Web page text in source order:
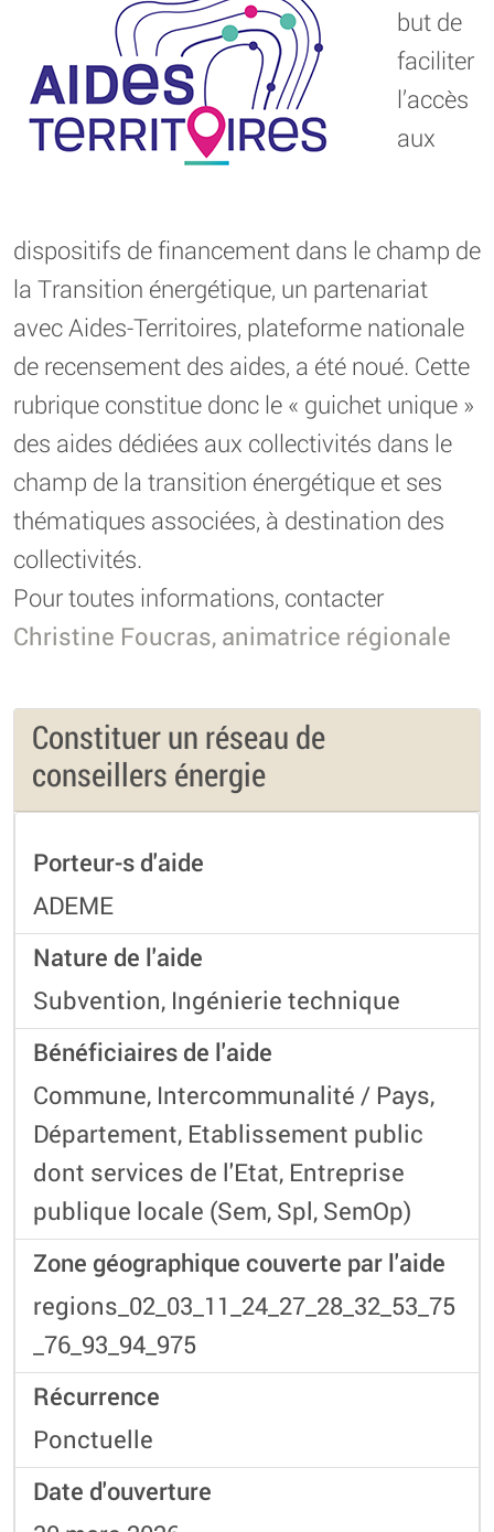
but de
faciliter
l’accès
aux
dispositifs de financement dans le champ de
la Transition énergétique, un partenariat
avec Aides-Territoires, plateforme nationale
de recensement des aides, a été noué. Cette
rubrique constitue donc le « guichet unique »
des aides dédiées aux collectivités dans le
champ de la transition énergétique et ses
thématiques associées, à destination des
collectivités.
Pour toutes informations, contacter
Christine Foucras, animatrice régionale
Constituer un réseau de
conseillers énergie
Porteur-s d'aide
ADEME
Nature de l'aide
Subvention, Ingénierie technique
Bénéficiaires de l'aide
Commune, Intercommunalité / Pays,
Département, Etablissement public
dont services de l'Etat, Entreprise
publique locale (Sem, Spl, SemOp)
Zone géographique couverte par l'aide
regions_02_03_11_24_27_28_32_53_75
_76_93_94_975
Récurrence
Ponctuelle
Date d'ouverture